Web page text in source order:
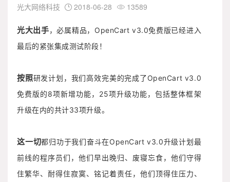
光大网络科技  2018-06-28  13589
光大出手，必属精品，OpenCart v3.0免费版已经进入
最后的紧张集成测试阶段！
按照研发计划，我们高效完美的完成了OpenCart v3.0
免费版的8项新增功能，25项升级功能，包括整体框架
升级在内的共计33项升级。
这一切都归功于我们奋斗在OpenCart v3.0升级计划最
前线的程序员们，他们早出晚归、废寝忘食，他们守得
住繁华、耐得住寂寞、铭记着责任，他们顶得住压力、